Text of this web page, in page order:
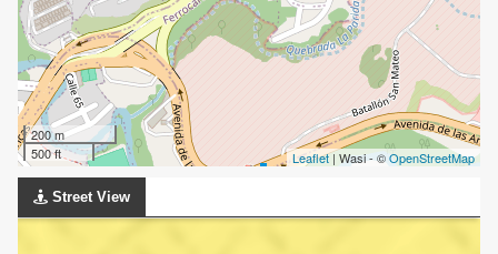
200 m
500 ft
Leaflet| Wasi - ©OpenStreetMap
Street View